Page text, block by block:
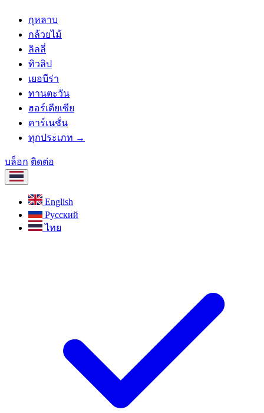
กุหลาบ
กล้วยไม้
ลิลลี่
ทิวลิป
เยอบีร่า
ทานตะวัน
ฮอร์เดียเซีย
คาร์เนชั่น
ทุกประเภท →
บล็อก ติดต่อ
English
Русский
ไทย